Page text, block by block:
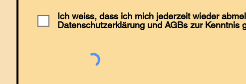
Ich weiss, dass ich mich jederzeit wieder
Datenschutzerklärung und AGBs zur Kenntnis